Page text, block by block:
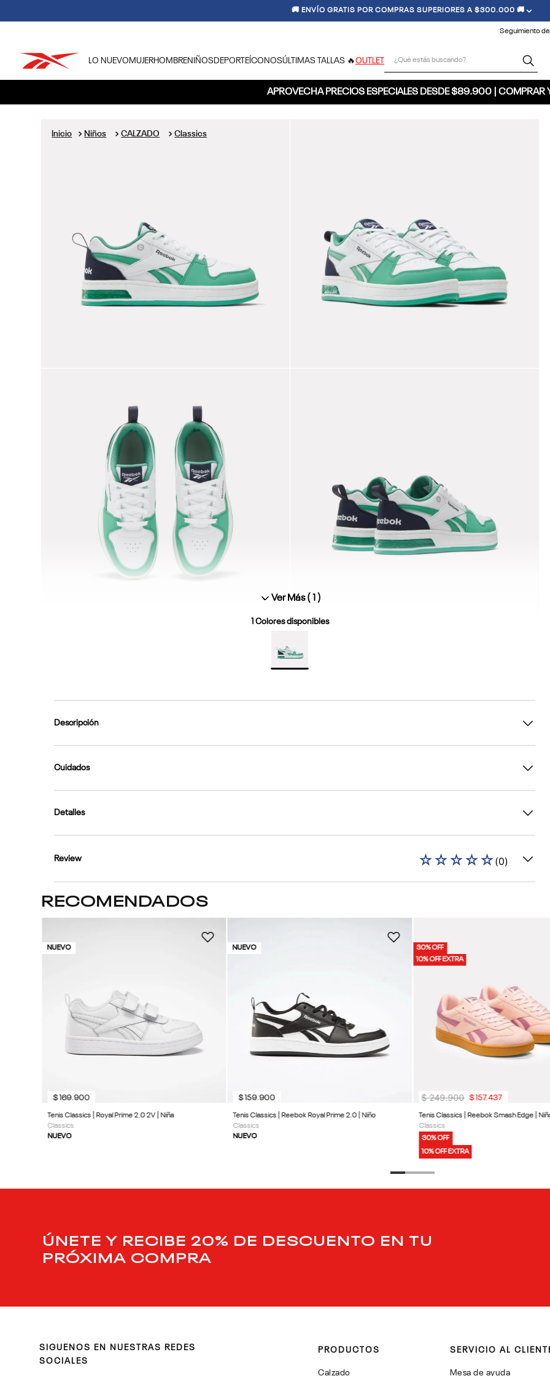
🚚 ENVÍO GRATIS POR COMPRAS SUPERIORES A $300.000 🚚
Seguimiento
LO NUEVO MUJERHOMBRENIÑOSDEPORTE ÍCONOSÚLTIMAS TALLAS 🔥OUTLET
APROVECHA PRECIOS ESPECIALES DESDE $89.900 | COMPRAR
Niños CALZADO Classics
Ver Más ( 1)
Colores disponibles
Descripción
Cuidados
Detalles
Review ☆☆☆☆☆(0)
RECOMENDADOS
NUEVO
Tenis Classics | Royal Prime 2.0 2V | Niña
Classics
NUEVO
$169.900
NUEVO
Tenis Classics | Reebok Royal Prime 2.0 | Niño
Classics
NUEVO
$159.900
30% OFF
10% OFF EXTRA
Tenis Classics | Reebok Smash Edge |
Classics
30% OFF
10% OFF EXTRA
$ 249.900 $157.437
ÚNETE Y RECIBE 20% DE DESCUENTO EN TU
PRÓXIMA COMPRA
SIGUENOS EN NUESTRAS REDES
SOCIALES
PRODUCTOS
Calzado
SERVICIO AL
Mesa de ayuda
1.
tenis hombre
7.
américa cali
8
camisetas
9
reebok classics
club c